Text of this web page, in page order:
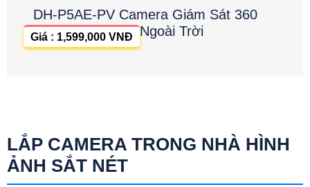
DH-P5AE-PV Camera Giám Sát 360
Ngoài Trời
Giá : 1,599,000 VNĐ
LẮP CAMERA TRONG NHÀ HÌNH
ẢNH SẮT NÉT